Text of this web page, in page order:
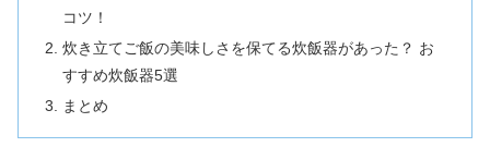
コツ！
炊き立てご飯の美味しさを保てる炊飯器があった？ お
すすめ炊飯器5選
まとめ